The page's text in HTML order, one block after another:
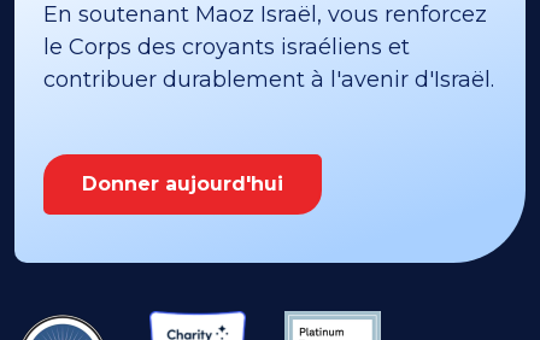
En soutenant Maoz Israël, vous renforcez
le Corps des croyants israéliens et
contribuer durablement à l'avenir d'Israël.
Donner aujourd'hui